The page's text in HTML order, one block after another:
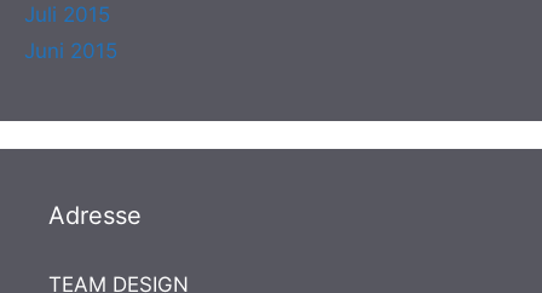
Juli 2015
Juni 2015
Adresse
TEAM DESIGN